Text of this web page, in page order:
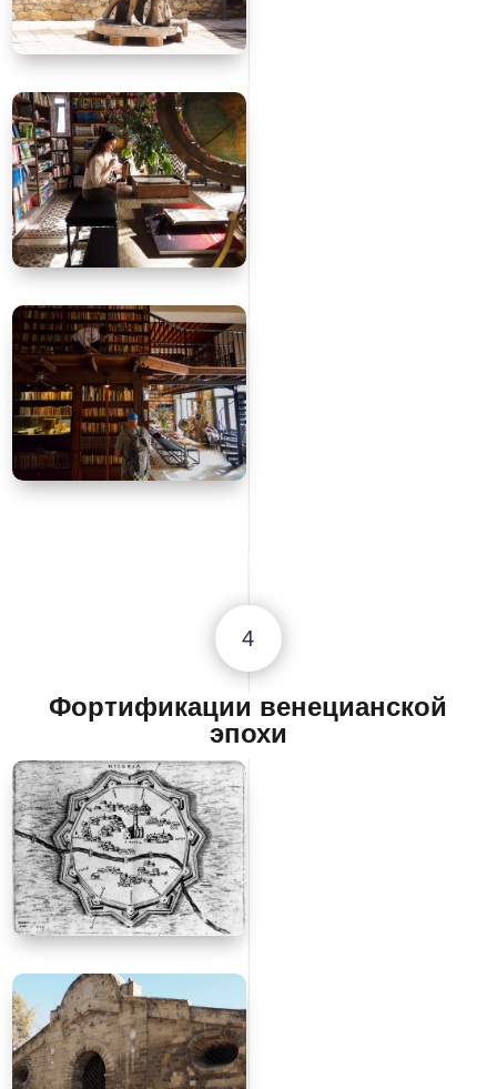
4
Фортификации венецианской
эпохи